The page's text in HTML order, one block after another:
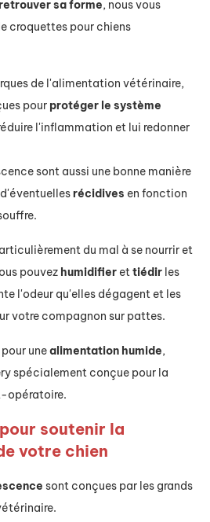
saforme, nous vous
croquettes pour chiens
de l'alimentation vétérinaire,
pour protéger le système
l'inflammation et lui redonner
sont aussi une bonne manière
récidives en fonction
du mal à se nourrir et
pouvez humidifier ettiédir les
l'odeur qu'elles dégagent et les
votre compagnon sur pattes.
unealimentation humide,
spécialement conçue pour la
opératoire.
soutenir la
votre chien
sont conçues par les grands